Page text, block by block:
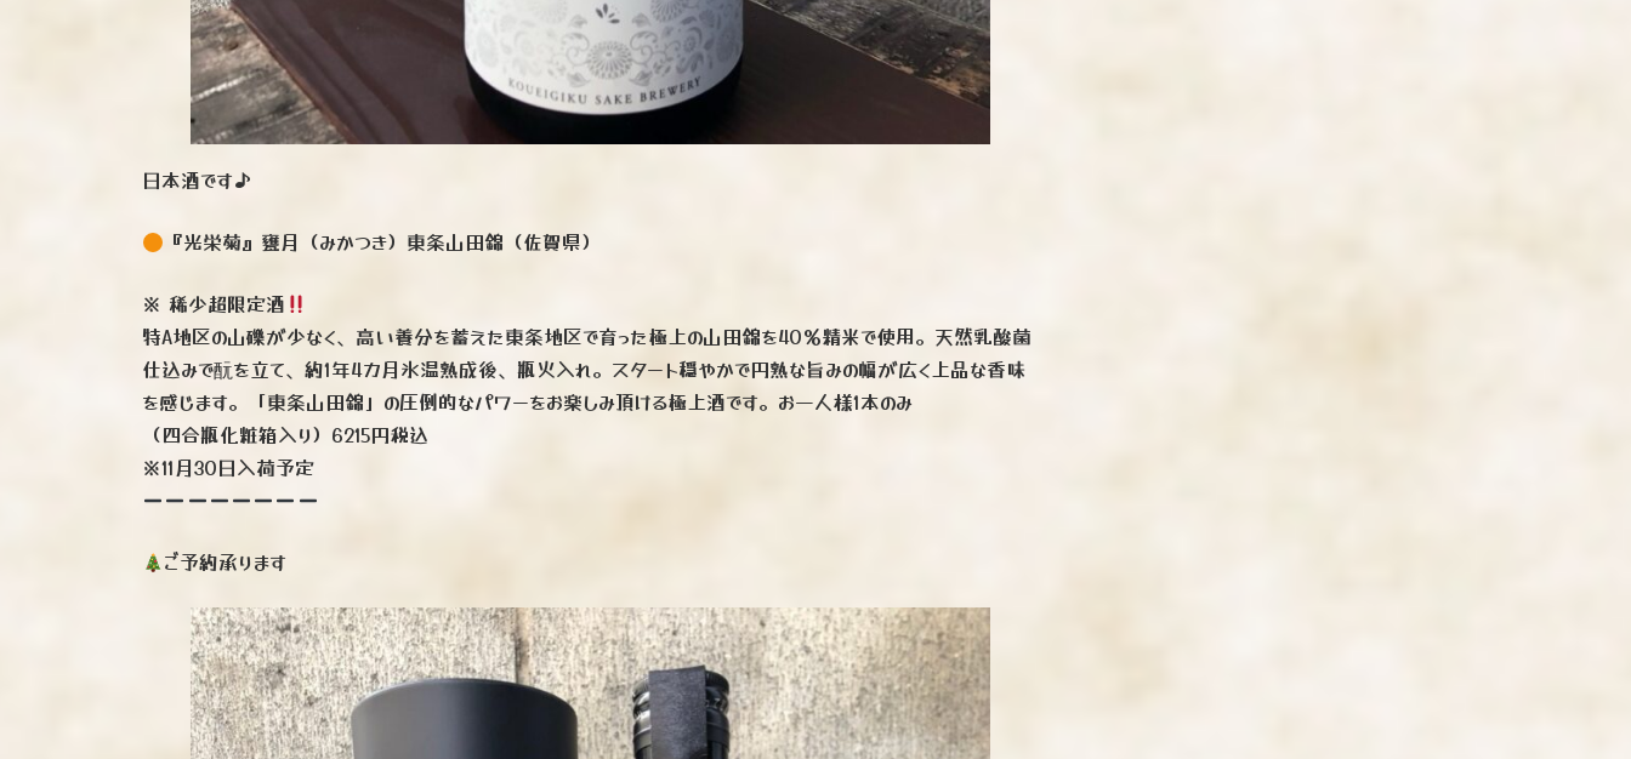
日本酒です♪
『光栄菊』甕月（みかつき）東条山田錦（佐賀県）
※ 稀少超限定酒
特A地区の山礫が少なく、高い養分を蓄えた東条地区で育った極上の山田錦を40％精米で使用。天然乳酸菌
仕込みで酛を立て、約1年4カ月氷温熟成後、瓶火入れ。スタート穏やかで円熟な旨みの幅が広く上品な香味
を感じます。「東条山田錦」の圧倒的なパワーをお楽しみ頂ける極上酒です。お一人様1本のみ
（四合瓶化粧箱入り）6215円税込
※11月30日入荷予定
ご予約承ります